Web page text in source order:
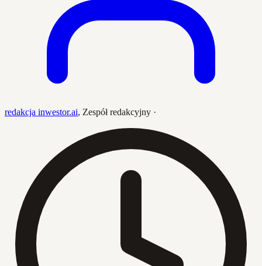
redakcja inwestor.ai, Zespół redakcyjny ·